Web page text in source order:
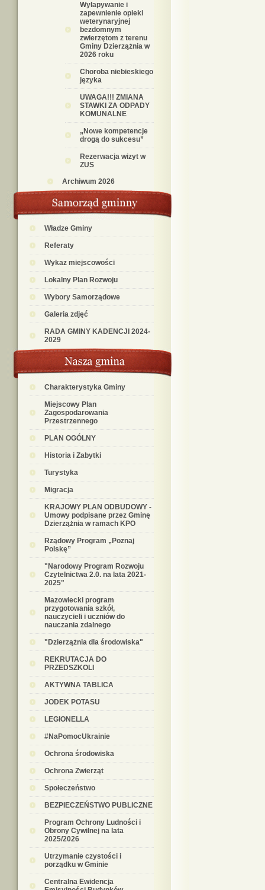
Wyłapywanie i
zapewnienie opieki
weterynaryjnej
bezdomnym
zwierzętom z terenu
Gminy Dzierzążnia w
2026 roku
Choroba niebieskiego
języka
UWAGA!!! ZMIANA
STAWKI ZA ODPADY
KOMUNALNE
„Nowe kompetencje
drogą do sukcesu”
Rezerwacja wizyt w
ZUS
Archiwum 2026
Władze Gminy
Referaty
Wykaz miejscowości
Lokalny Plan Rozwoju
Wybory Samorządowe
Galeria zdjęć
RADA GMINY KADENCJI 2024-
2029
Charakterystyka Gminy
Miejscowy Plan
Zagospodarowania
Przestrzennego
PLAN OGÓLNY
Historia i Zabytki
Turystyka
Migracja
KRAJOWY PLAN ODBUDOWY -
Umowy podpisane przez Gminę
Dzierzążnia w ramach KPO
Rządowy Program „Poznaj
Polskę”
"Narodowy Program Rozwoju
Czytelnictwa 2.0. na lata 2021-
2025"
Mazowiecki program
przygotowania szkół,
nauczycieli i uczniów do
nauczania zdalnego
"Dzierzążnia dla środowiska"
REKRUTACJA DO
PRZEDSZKOLI
AKTYWNA TABLICA
JODEK POTASU
LEGIONELLA
#NaPomocUkrainie
Ochrona środowiska
Ochrona Zwierząt
Społeczeństwo
BEZPIECZEŃSTWO PUBLICZNE
Program Ochrony Ludności i
Obrony Cywilnej na lata
2025/2026
Utrzymanie czystości i
porządku w Gminie
Centralna Ewidencja